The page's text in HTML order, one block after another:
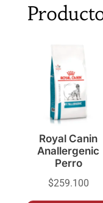
Royal Canin
Anallergenic
Perro
$259.100